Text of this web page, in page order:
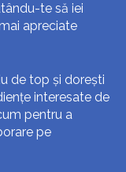
te să iei
apreciate
de top și dorești
interesate de
pentru a
pe